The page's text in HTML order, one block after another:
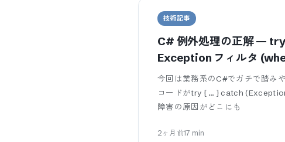
技術記事
C# 例外処理の正解 —
Exception フィルタ
今回は業務系のC#でガチで踏み
コードがtry { … } catch
障害の原因がどこにも
2ヶ月前17 min